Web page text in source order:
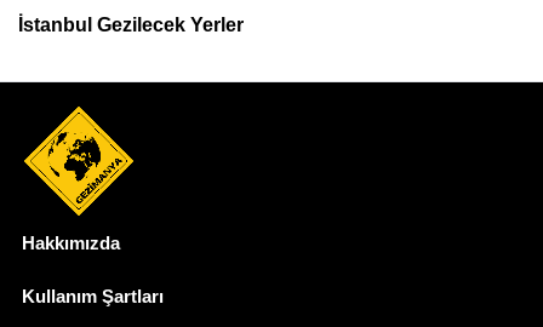
İstanbul Gezilecek Yerler
Hakkımızda
Kullanım Şartları